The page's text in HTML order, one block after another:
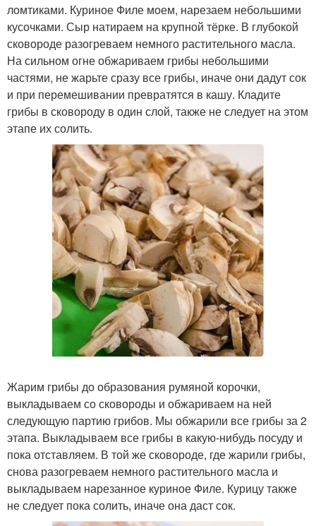
ломтиками. Куриное Филе моем, нарезаем небольшими
кусочками. Сыр натираем на крупной тёрке. В глубокой
сковороде разогреваем немного растительного масла.
На сильном огне обжариваем грибы небольшими
частями, не жарьте сразу все грибы, иначе они дадут сок
и при перемешивании превратятся в кашу. Кладите
грибы в сковороду в один слой, также не следует на этом
этапе их солить.
Жарим грибы до образования румяной корочки,
выкладываем со сковороды и обжариваем на ней
следующую партию грибов. Мы обжарили все грибы за 2
этапа. Выкладываем все грибы в какую-нибудь посуду и
пока отставляем. В той же сковороде, где жарили грибы,
снова разогреваем немного растительного масла и
выкладываем нарезанное куриное Филе. Курицу также
не следует пока солить, иначе она даст сок.